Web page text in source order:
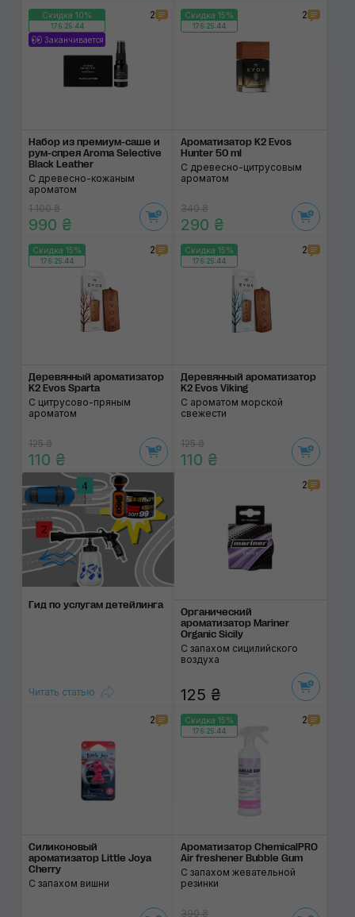
Скидка 10%
176:25:44
Заканчивается
2
Набор из премиум-саше и
рум-спрея Aroma Selective
Black Leather
С древесно-кожаным
ароматом
1 100 ₴
990 ₴
Скидка 15%
176:25:44
2
Ароматизатор K2 Evos
Hunter 50 ml
С древесно-цитрусовым
ароматом
340 ₴
290 ₴
Скидка 15%
176:25:44
2
Деревянный ароматизатор
K2 Evos Sparta
С цитрусово-пряным
ароматом
125 ₴
110 ₴
Скидка 15%
176:25:44
2
Деревянный ароматизатор
K2 Evos Viking
С ароматом морской
свежести
125 ₴
110 ₴
Гид по услугам детейлинга
Читать статью
2
Органический
ароматизатор Mariner
Organic Sicily
С запахом cицилийского
воздуха
125 ₴
2
Силиконовый
ароматизатор Little Joya
Cherry
С запахом вишни
Скидка 15%
176:25:44
2
Ароматизатор ChemicalPRO
Air freshener Bubble Gum
С запахом жевательной
резинки
390 ₴